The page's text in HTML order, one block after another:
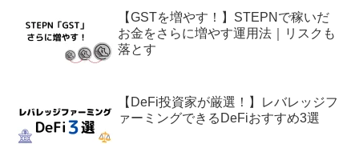
【GSTを増やす！】STEPNで稼いだ
お金をさらに増やす運用法｜リスクも
落とす
【DeFi投資家が厳選！】レバレッジフ
ァーミングできるDeFiおすすめ3選